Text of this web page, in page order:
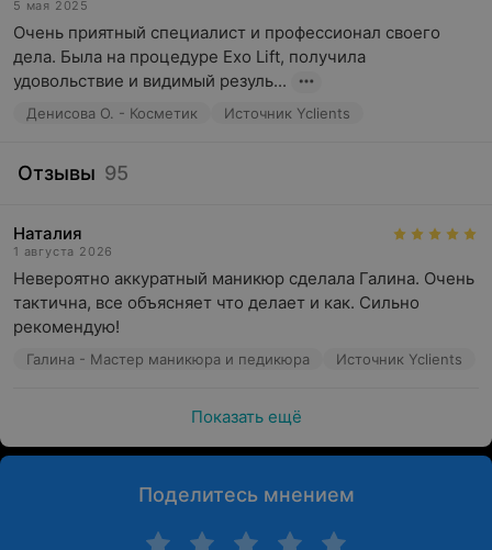
5 мая 2025
Очень приятный специалист и профессионал своего
дела. Была на процедуре Exo Lift, получила
удовольствие и видимый резуль...
Денисова О. - Косметик Источник Yclients
Отзывы 95
Наталия
1 августа 2026
Невероятно аккуратный маникюр сделала Галина. Очень
тактична, все объясняет что делает и как. Сильно
рекомендую!
Галина - Мастер маникюра и педикюра Источник Yclients
Показать ещё
Поделитесь мнением